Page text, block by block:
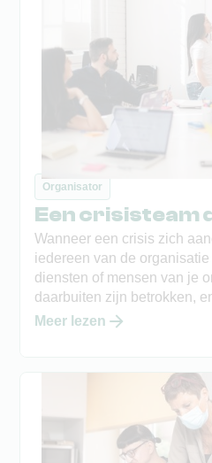
Organisator
Een crisisteam
Wanneer een crisis zich
iedereen van de
diensten of mensen van je
daarbuiten zijn betrokken,
beslissingsproces komt op
een must. Een crisisteam
gemeenschappelijke visie
Meer lezen